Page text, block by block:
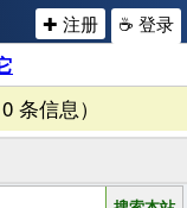
☕ 登录
✚ 注册
条信息）